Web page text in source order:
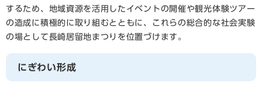
するため、地域資源を活用したイベントの開催や観光体験ツアー
の造成に積極的に取り組むとともに、これらの総合的な社会実験
の場として長崎居留地まつりを位置づけます。
にぎわい形成